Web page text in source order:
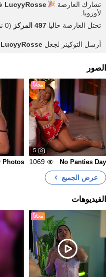
تشارك العارضة LucyyRosse
لأوروبا.
تحتل العارضة حاليا 497 المركز (0 نقطة).
أرسل التوكينز لجعل LucyyRosse
الصور
مجاناً
5
No Panties Day
1069
Photos
عرض الجميع
الفيديوهات
مجاناً